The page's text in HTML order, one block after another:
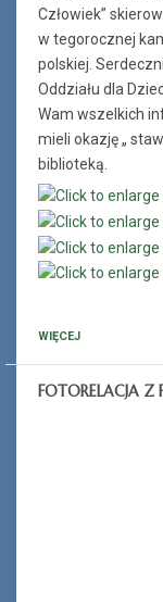
Człowiek”
w tegorocznej
polskiej.
Oddziału dla
Wam wszelkich
mieli okazję „
biblioteką.
WIĘCEJ
FOTORELACJA Z